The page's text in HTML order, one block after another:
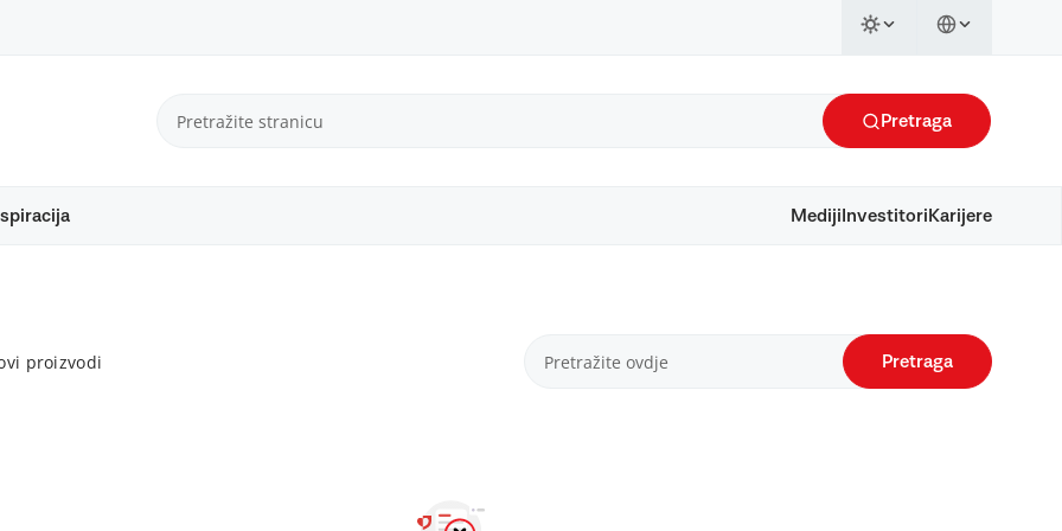
Pretraga
Mediji Investitori Karijere
proizvodi Pretraga